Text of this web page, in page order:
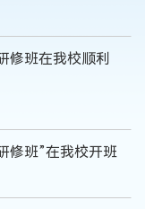
修班在我校顺利
修班”在我校开班